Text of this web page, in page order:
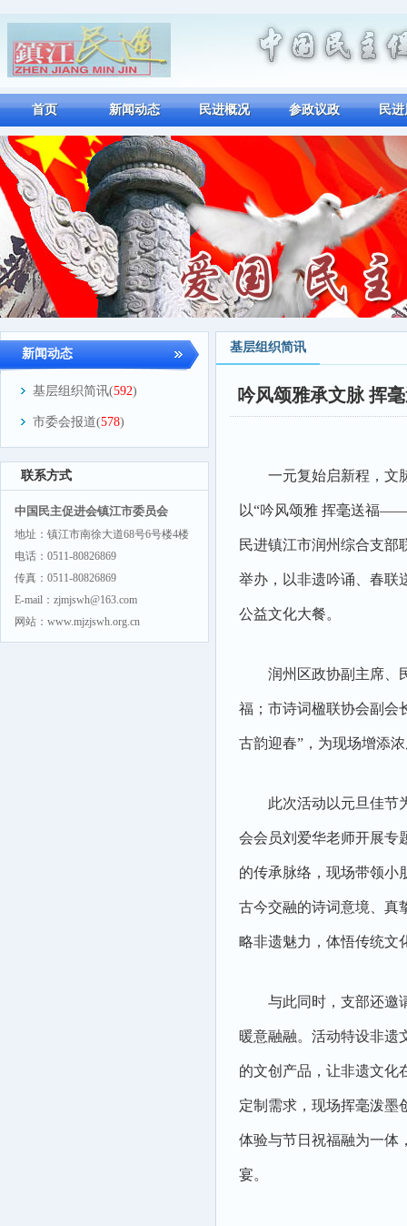
首页 新闻动态 民进概况 参政议政 民进
新闻动态
基层组织简讯(592)
市委会报道(578)
联系方式
中国民主促进会镇江市委员会
地址：镇江市南徐大道68号6号楼4楼
电话：0511-80826869
传真：0511-80826869
E-mail：zjmjswh@163.com
网站：www.mjzjswh.org.cn
基层组织简讯
吟风颂雅承文脉 挥
一元复始启新程，文
以“吟风颂雅 挥毫送福
民进镇江市润州综合支部
举办，以非遗吟诵、春联
公益文化大餐。
润州区政协副主席、
福；市诗词楹联协会副会
古韵迎春”，为现场增添
此次活动以元旦佳节
会会员刘爱华老师开展专
的传承脉络，现场带领小
古今交融的诗词意境、真
略非遗魅力，体悟传统文
与此同时，支部还邀
暖意融融。活动特设非遗
的文创产品，让非遗文化
定制需求，现场挥毫泼墨
体验与节日祝福融为一体
宴。